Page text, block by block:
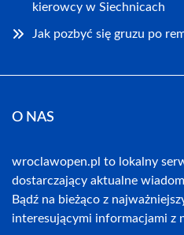
kierowcy w Siechnicach
Jak pozbyć się gruzu po
O NAS
wroclawopen.pl to lokalny
dostarczający aktualne
Bądź na bieżąco z
interesującymi informacjami z